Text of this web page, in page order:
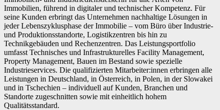
Immobilien, führend in digitaler und technischer Kompetenz. Für
seine Kunden erbringt das Unternehmen nachhaltige Lösungen in
jeder Lebenszyklusphase der Immobilie – vom Büro über Industrie-
und Produktionsstandorte, Logistikzentren bis hin zu
Technikgebäuden und Rechenzentren. Das Leistungsportfolio
umfasst Technisches und Infrastrukturelles Facility Management,
Property Management, Bauen im Bestand sowie spezielle
Industrieservices. Die qualifizierten Mitarbeiter:innen erbringen alle
Leistungen in Deutschland, in Österreich, in Polen, in der Slowakei
und in Tschechien – individuell auf Kunden, Branchen und
Standorte zugeschnitten sowie mit einheitlich hohem
Qualitätsstandard.